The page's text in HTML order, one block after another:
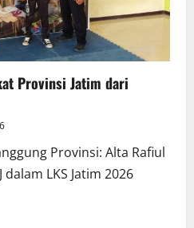
Provinsi Jatim dari
Provinsi: Alta Rafiul
dalam LKS Jatim 2026